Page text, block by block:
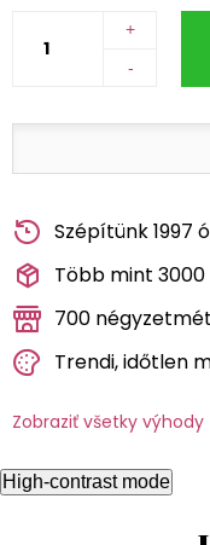
+
-
Szépítünk 1997
Több mint
700
Trendi, időtlen
Zobraziť všetky výhody
High-contrast mode